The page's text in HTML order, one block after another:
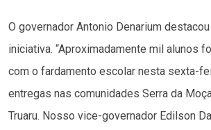
O governador Antonio Denarium
iniciativa. “Aproximadamente mil alunos
com o fardamento escolar nesta sexta-
entregas nas comunidades Serra da
Truaru. Nosso vice-governador Edilson